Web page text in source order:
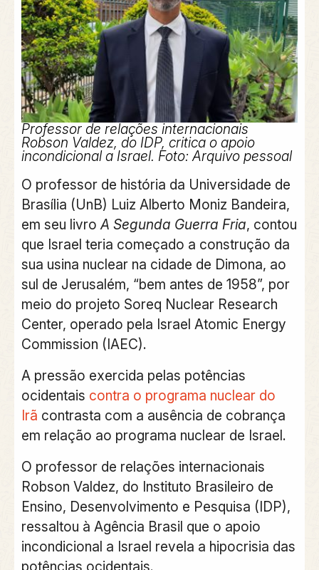
Professor de relações internacionais
Robson Valdez, do IDP, critica o apoio
incondicional a Israel. Foto:Arquivo pessoal
O professor de história da Universidade de
Brasília (UnB) Luiz Alberto Moniz Bandeira,
em seu livroA Segunda Guerra Fria, contou
que Israel teria começado a construção da
sua usina nuclear na cidade de Dimona, ao
sul de Jerusalém, “bem antes de 1958”, por
meio do projeto Soreq Nuclear Research
Center, operado pela Israel Atomic Energy
Commission (IAEC).
A pressão exercida pelas potências
ocidentais contra o programa nuclear do
Irã contrasta com a ausência de cobrança
em relação ao programa nuclear de Israel.
O professor de relações internacionais
Robson Valdez, do Instituto Brasileiro de
Ensino, Desenvolvimento e Pesquisa (IDP),
ressaltou à Agência Brasil que o apoio
incondicional a Israel revela a hipocrisia das
potências ocidentais.